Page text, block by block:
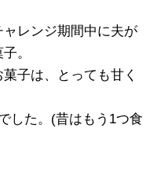
レンジ期間中に夫が
。
子は、とっても甘く
した。(昔はもう1つ食